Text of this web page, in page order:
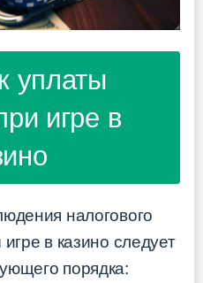
уплаты
игре в
налогового
в казино следует
порядка: